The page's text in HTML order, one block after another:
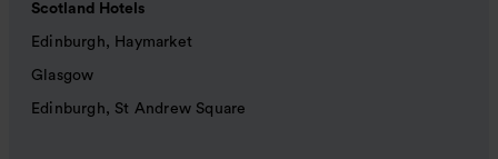
Scotland Hotels
Edinburgh, Haymarket
Glasgow
Edinburgh, St Andrew Square